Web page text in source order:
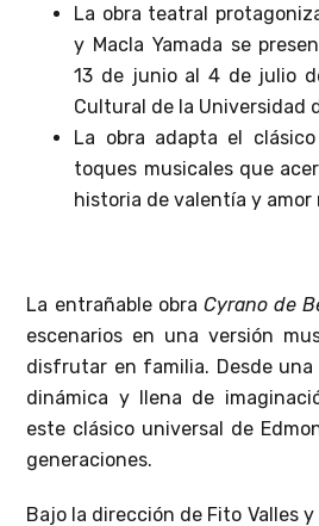
La obra teatral
y Macla Yamada se
13 de junio al 4 de julio
Cultural de la Universidad
La obra adapta el
toques musicales que
historia de valentía y amor
La entrañable obra Cyrano de
escenarios en una versión
disfrutar en familia. Desde una
dinámica y llena de
este clásico universal de
generaciones.
Bajo la dirección de Fito Valles